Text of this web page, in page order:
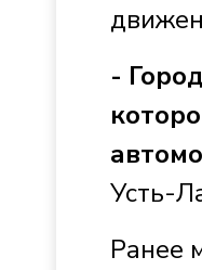
-
Усть-
Ранее